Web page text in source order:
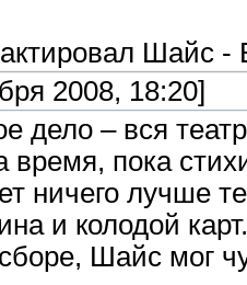
Шайс -
2008, 18:20]
дело – вся
время, пока
ничего лучше
и колодой
Шайс мог